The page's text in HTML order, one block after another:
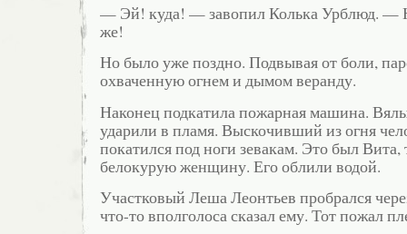
— Эй! куда! — завопил Колька Урблюд. —
же!
Но было уже поздно. Подвывая от боли,
охваченную огнем и дымом веранду.
Наконец подкатила пожарная машина.
ударили в пламя. Выскочивший из огня
покатился под ноги зевакам. Это был
белокурую женщину. Его облили водой.
Участковый Леша Леонтьев пробрался
что-то вполголоса сказал ему. Тот пожал